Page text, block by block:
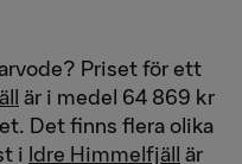
Priset för ett
är i medel 64 869 kr
Det finns flera olika
i Idre Himmelfjäll är